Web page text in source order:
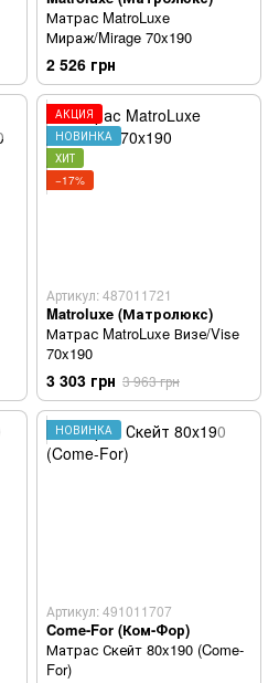
Матрас MatroLuxe
Мираж/Mirage 70x190
2 526 грн
АКЦИЯ
НОВИНКА
ХИТ
−17%
Артикул: 487011721
Matroluxe (Матролюкс)
Матрас MatroLuxe Визе/Vise
70x190
3 303 грн 3 963 грн
НОВИНКА
Артикул: 491011707
Come-For (Ком-Фор)
Матрас Скейт 80x190 (Come-
For)